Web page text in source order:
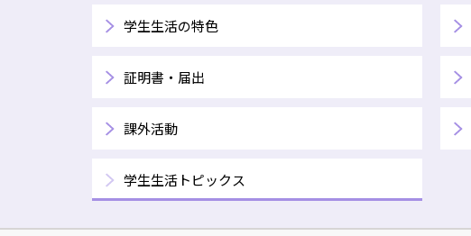
学生生活の特色
証明書・届出
課外活動
​学生生活トピックス